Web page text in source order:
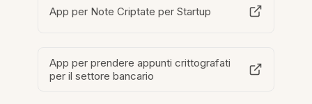
App per Note Criptate per Startup
App per prendere appunti crittografati
per il settore bancario